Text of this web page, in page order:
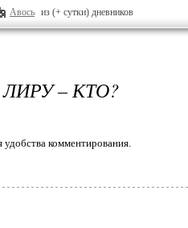
Авось из (+ сутки) дневников
– КТО?
комментирования.